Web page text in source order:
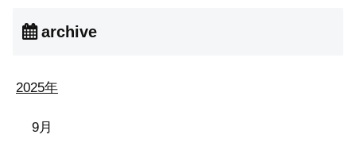
archive
2025年
9月